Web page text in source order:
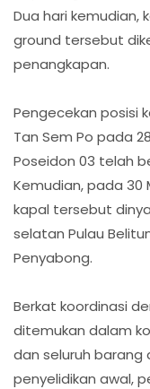
Dua hari kemudian,
ground tersebut
penangkapan.
Pengecekan posisi
Tan Sem Po pada
Poseidon 03 telah
Kemudian, pada 30
kapal tersebut
selatan Pulau
Penyabong.
Berkat koordinasi
ditemukan dalam
dan seluruh barang
penyelidikan awal,